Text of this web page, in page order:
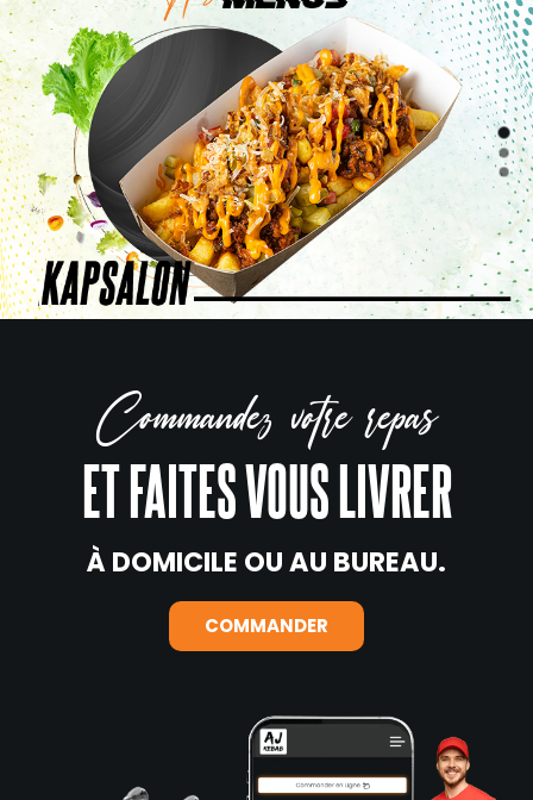
Commandez votre repas
ET FAITES VOUS LIVRER
À DOMICILE OU AU BUREAU.
COMMANDER